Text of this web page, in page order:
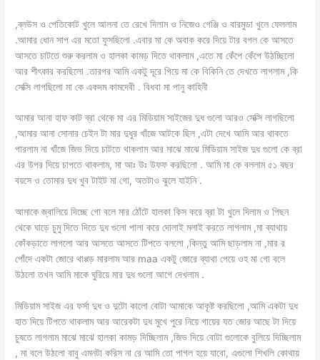
,ব্লউস ও পেতিকোট খুলে আলনা তে রেখে দিলাম ও নিজেও গেঞ্জি ও বারমুডা খুলে ফেললাম
.আমার ধোন সাপ এর মতো ফুসছিলো .এবার মা কে অবাক করে দিয়ে টার বগল কে আসতে
আসতে চাটতে শুরু করলাম ও হালকা কামড় দিতে থাকলাম ,এতে মা কেঁপে কেঁপে উঠচ্ছিলো
আর শীৎকার করছিলো .তারপর আমি একটু দূরে গিয়ে মা কে বিকিনি তে দেখতে লাগলাম ,কি
সেক্সি লাগছিলো মা কে একদম কামদেবী . বিধবা মা পানু কাহিনী
আমার আনা হাফ কাট ব্রা থেকে মা এর মিডিয়াম সাইজের দুধ গুলো আরও সেক্সি লাগছিলো
,আমার আনা সোনার চেইন টা মার দুধুর খাঁজে আটকে ছিল ,এটা দেখে আমি আর থাকতে
পারলাম না খাঁজে জিভ দিয়ে চাটতে থাকলাম আর মাঝে মাঝে মিডিয়াম সাইজ দুধ গুলো কে ব্রা
এর উপর দিয়ে চাপতে থাকলাম, মা আঃ উঃ উফফ করছিলো . আমি মা কে বললাম ৫১ বছর
বয়সে ও তোমার দুধ খুব টাইট মা গো, অতটাও ঝুলে যাইনি .
আমাকে জ্বালিয়ে দিচ্ছে গো বলে মার ঠোঁটে হালকা কিস করে ব্রা টা খুলে দিলাম ও পিছন
থেকে ঘাড়ে চুমু দিতে দিতে দুধ গুলো পালা করে দোলাই মলাই করতে লাগলাম ,মা ব্যাথায়
কোঁকড়াতে লাগলো আর আসতে আসতে টিপতে বললো ,কিন্তু আমি ছাড়লাম না ,মার র
পোঁদে একটা জোরে থাপ্পড় মারলাম আর maa একটু জোরে ব্যাথা পেয়ে ওহ মা গো বলে
উঠলো তখন আমি মাকে ঘুরিয়ে মার দুধ গুলো আগে দেখলাম .
মিডিয়াম সাইজ এর ফর্সা দুধ ও দুটো কালো বোটা আমাকে আকৃষ্ট করছিলো ,আমি একটা দুধ
হাত দিয়ে টিপতে থাকলাম আর আরেকটা দুধ মুখে পুরে নিয়ে গায়ের যত জোর আছে টা দিয়ে
চুষতে লাগলাম মাঝে মাঝে হালকা কামড় দিচ্ছিলাম ,জিভ দিয়ে বোটা গুলোকে বুলিয়ে দিচ্ছিলাম
, মা বলে উঠলো বাবু এমনটা করিস না রে আমি তো পাগল হয়ে যাবো, এগুলো শিখলি কোথায়